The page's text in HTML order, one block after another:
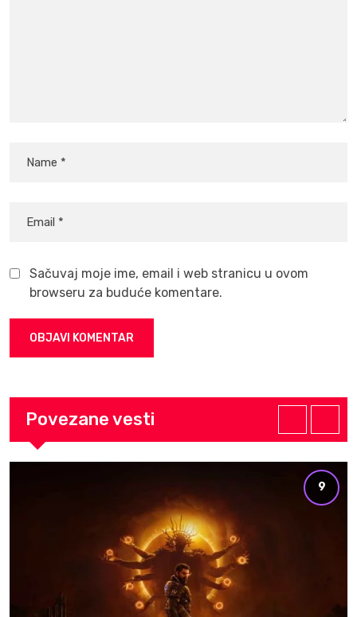
Sačuvaj moje ime, email i web stranicu u ovom
browseru za buduće komentare.
Povezane vesti
9